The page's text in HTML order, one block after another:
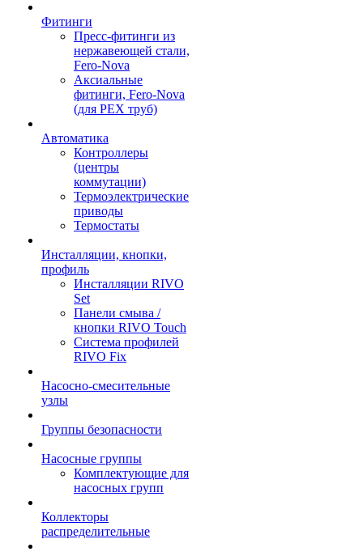
Фитинги
Пресс-фитинги из
нержавеющей стали,
Fero-Nova
Аксиальные
фитинги, Fero-Nova
(для PEX труб)
Автоматика
Контроллеры
(центры
коммутации)
Термоэлектрические
приводы
Термостаты
Инсталляции, кнопки,
профиль
Инсталляции RIVO
Set
Панели смыва /
кнопки RIVO Touch
Система профилей
RIVO Fix
Насосно-смесительные
узлы
Группы безопасности
Насосные группы
Комплектующие для
насосных групп
Коллекторы
распределительные